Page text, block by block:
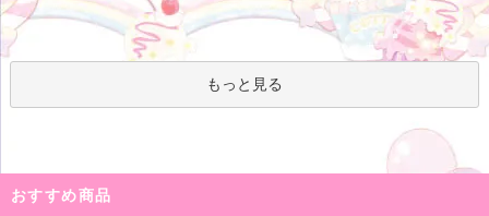
もっと見る
おすすめ商品